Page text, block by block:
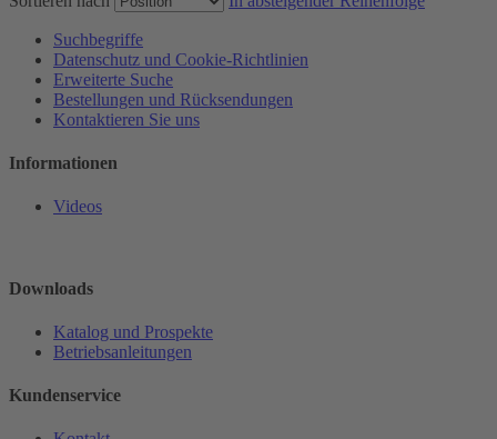
Suchbegriffe
Datenschutz und Cookie-Richtlinien
Erweiterte Suche
Bestellungen und Rücksendungen
Kontaktieren Sie uns
Informationen
Videos
Downloads
Katalog und Prospekte
Betriebsanleitungen
Kundenservice